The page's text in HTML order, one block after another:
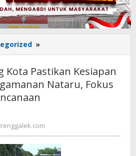
»
Malang
Pastikan
Kesiapan
Fokus
Antisipasi
Kebencanaan
Kota Pastikan Kesiapan
Nataru, Fokus